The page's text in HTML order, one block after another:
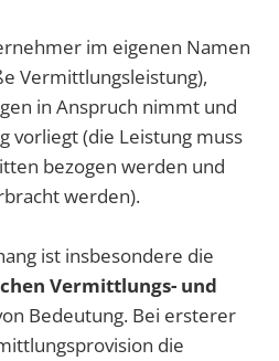
im eigenen Namen
Vermittlungsleistung),
in Anspruch nimmt und
vorliegt (die Leistung muss
bezogen werden und
werden).
ist insbesondere die
Vermittlungs- und
Bedeutung. Bei ersterer
die